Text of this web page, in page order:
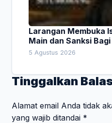
Larangan Membuka
Main dan Sanksi
5 Agustus 2026
Tinggalkan
Alamat email Anda tidak
yang wajib ditandai *